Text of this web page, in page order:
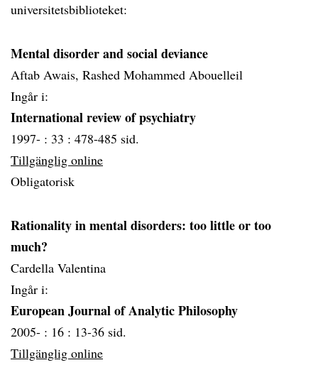
universitetsbiblioteket:
Mental disorder and social deviance
Aftab Awais, Rashed Mohammed Abouelleil
Ingår i:
International review of psychiatry
1997- : 33 : 478-485 sid.
Tillgänglig online
Obligatorisk
Rationality in mental disorders: too little or too
much?
Cardella Valentina
Ingår i:
European Journal of Analytic Philosophy
2005- : 16 : 13-36 sid.
Tillgänglig online